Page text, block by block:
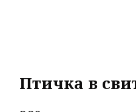
Птичка в